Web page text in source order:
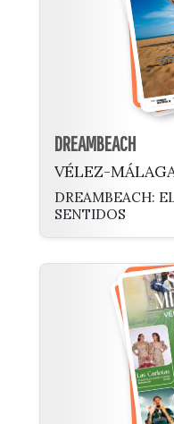
DREAMBEACH
VÉLEZ-
DREAMBEACH:
SENTIDOS